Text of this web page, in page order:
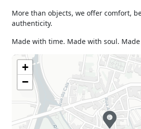
More than objects, we offer comfort,
authenticity.
Made with time. Made with soul.
+
−